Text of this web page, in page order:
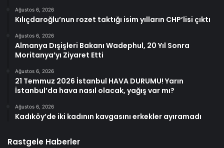
Ağustos 6, 2026
Kılıçdaroğlu’nun rozet taktığı isim yılların CHP’lisi çıktı
Ağustos 6, 2026
Almanya Dışişleri Bakanı Wadephul, 20 Yıl Sonra
Moritanya’yı Ziyaret Etti
Ağustos 6, 2026
21 Temmuz 2026 İstanbul HAVA DURUMU! Yarın
İstanbul’da hava nasıl olacak, yağış var mı?
Ağustos 6, 2026
Kadıköy’de iki kadının kavgasını erkekler ayıramadı
Rastgele Haberler